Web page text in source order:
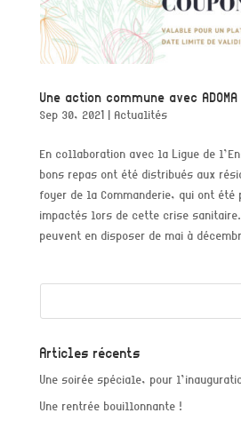
Une action commune avec ADOMA
Sep 30, 2021 | Actualités
En collaboration avec la Ligue de
bons repas ont été distribués aux
foyer de la Commanderie, qui ont
impactés lors de cette crise
peuvent en disposer de mai à
Articles récents
Une soirée spéciale, pour
Une rentrée bouillonnante !